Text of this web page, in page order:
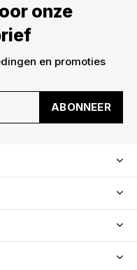
onze
en promoties
ABONNEER